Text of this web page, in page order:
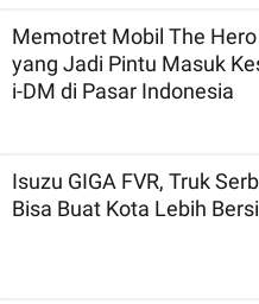
Memotret Mobil The
yang Jadi Pintu Masuk
i-DM di Pasar Indonesia
Isuzu GIGA FVR, Truk
Bisa Buat Kota Lebih